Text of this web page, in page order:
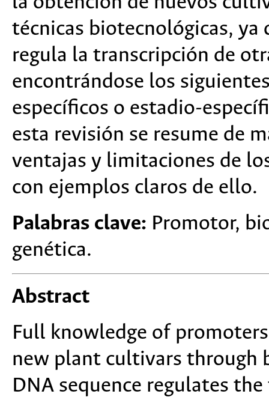
técnicas biotecnológicas, ya
regula la transcripción de
encontrándose los
específicos o estadio-
esta revisión se resume de
ventajas y limitaciones de
con ejemplos claros de ello.
Palabras clave: Promotor,
genética.
Abstract
Full knowledge of
new plant cultivars through
DNA sequence regulates